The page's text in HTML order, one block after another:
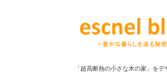
「超高断熱の小さな木の家」をデ